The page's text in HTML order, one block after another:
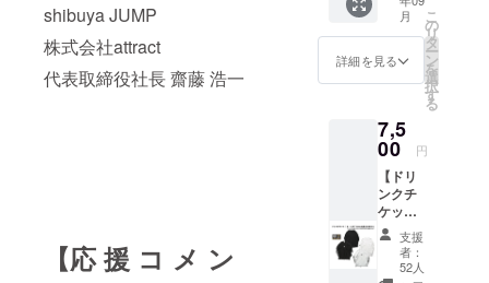
shibuya JUMP
株式会社attract
代表取締役社長 齋藤 浩一
【応 援 コ メ ン
【不
要】と
くださ
い
有効期
限は営
業再開
から6ヶ
スター
へのお
名前掲
載。 ※
掲載可
能な方
はお名
前(又は
ニック
載可能
な方は
お名前
(又は
欄へご
記入く
ださ
い。 ※
掲載不
要の方
は備考
欄へ
【不
シャツ
・サイ
ズ： M /
L / XL /
XXL ●
クチ
ケット1
枚 有効
期限は
営業再
開から
6ヶ月以
内。 ●
壁面ポ
月
詳細を見る
こ
の
リ
タ
ー
ン
を
選
択
す
る
7,5
00 円
【ドリ
ンクチ
ケット
(1枚)＋
L/S T
シャツ
支援
者：
52人